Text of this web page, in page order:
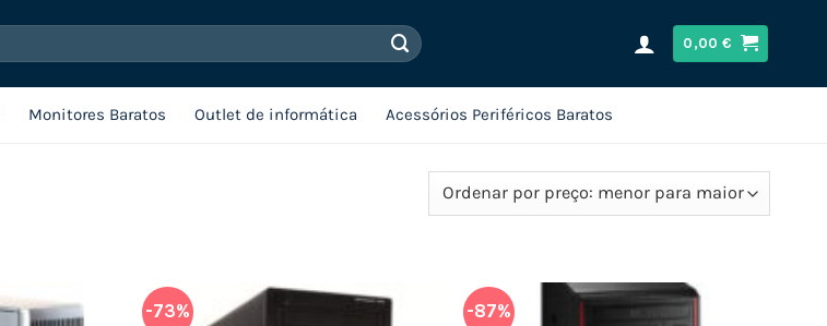
0,00€
Monitores Baratos Outlet de informática Acessórios Periféricos Baratos
-73% -87%